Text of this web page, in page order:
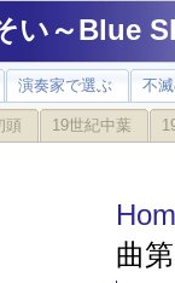
い～Blue
演奏家で選ぶ 不
頭 19世紀中葉
曲